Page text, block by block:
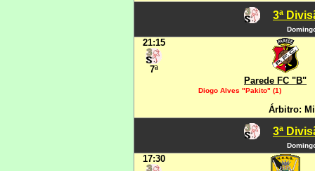
3ª
21:15
7ª
Parede FC "B"
Diogo Alves "Pakito" (1)
Árbitro:
3ª
17:30